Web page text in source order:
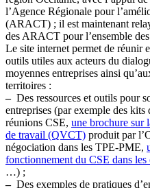
l’Agence Régionale pour
(ARACT) ; il est maintenant
des ARACT pour l’ensemble
Le site internet permet de réunir
outils utiles aux acteurs du
moyennes entreprises ainsi
territoires :
–Des ressources et outils pour
entreprises (par exemple des kits
réunions CSE, une brochure sur
de travail (QVCT) produit par
négociation dans les TPE-PME,
fonctionnement du CSE dans les
…) ;
–Des exemples de pratiques